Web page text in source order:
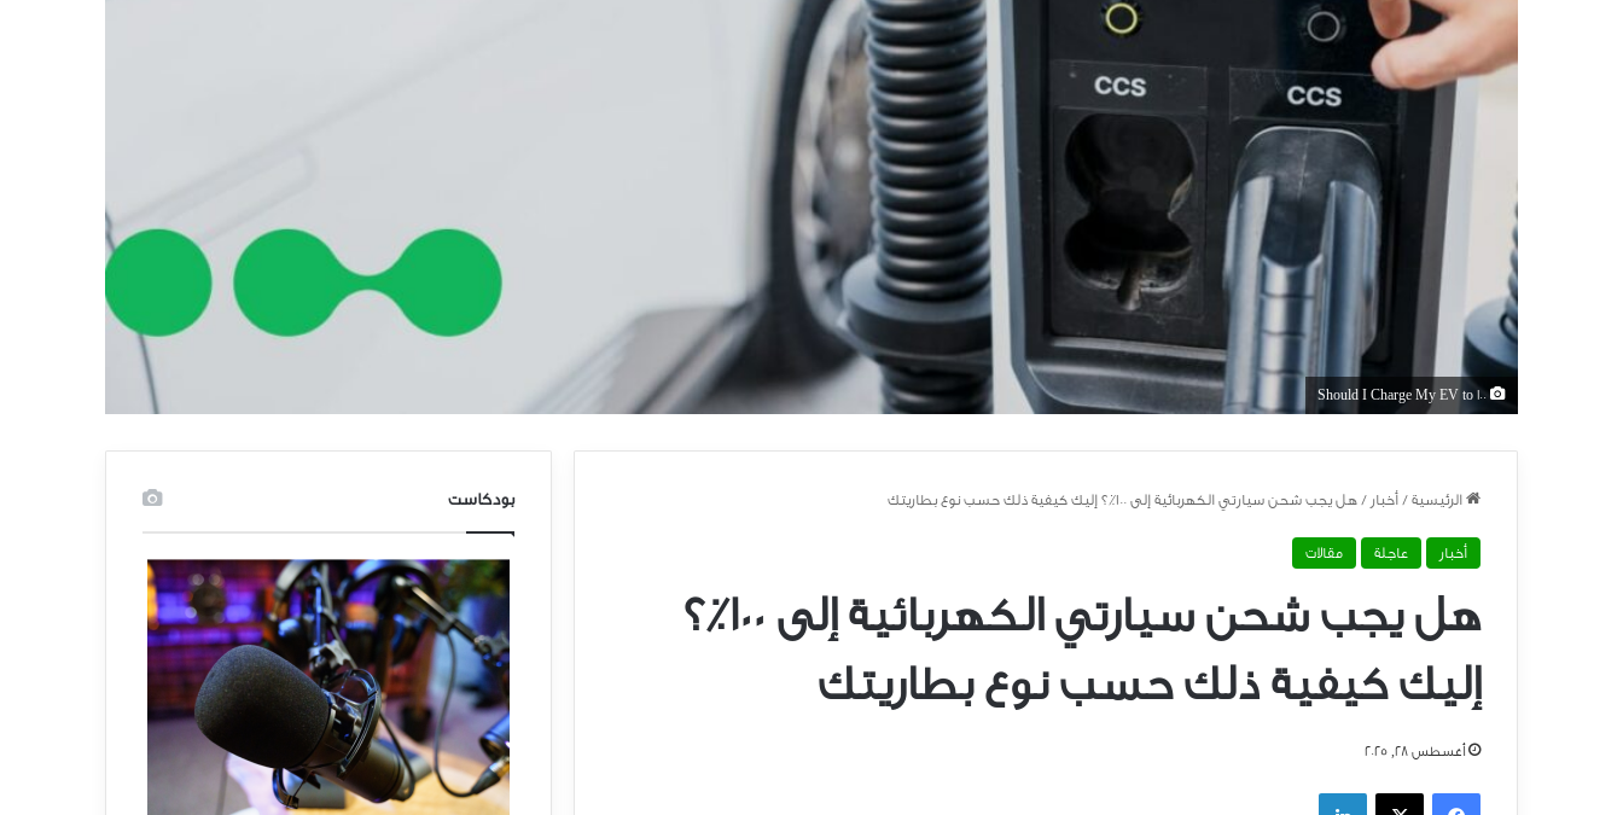
Should I Charge My EV to 100
الرئيسية / أخبار / هل يجب شحن سيارتي الكهربائية إلى 100٪؟ إليك كيفية ذلك حسب نوع بطاريتك
أخبار عاجلة مقالات
هل يجب شحن سيارتي الكهربائية إلى 100٪؟
إليك كيفية ذلك حسب نوع بطاريتك
أغسطس 28, 2025
فيسبوك ‫X لينكدإن
بودكاست